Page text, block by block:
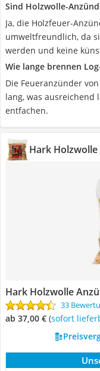
Sind Holzwolle-
Ja, die Holzfeuer-
umweltfreundlich, da
werden und keine
Wie lange brennen
Die Feueranzünder
lang, was ausreichend
entfachen.
Hark
Hark Holzwolle
33
ab 37,00 € ( Sofort